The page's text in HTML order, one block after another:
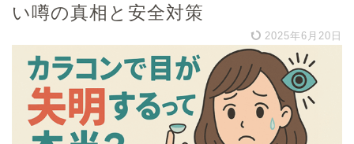
い噂の真相と安全対策
2025年6月20日